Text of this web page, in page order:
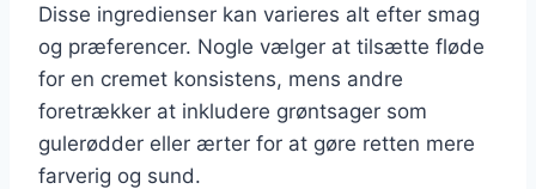
Disse ingredienser kan varieres alt efter smag
og præferencer. Nogle vælger at tilsætte fløde
for en cremet konsistens, mens andre
foretrækker at inkludere grøntsager som
gulerødder eller ærter for at gøre retten mere
farverig og sund.